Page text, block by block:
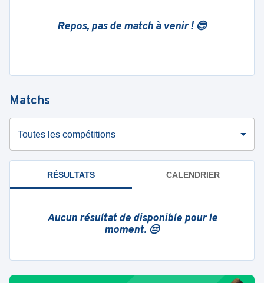
Repos, pas de match à venir ! 😎
Matchs
Toutes les compétitions
RÉSULTATS CALENDRIER
Aucun résultat de disponible pour le
moment. 😔